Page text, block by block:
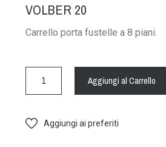
VOLBER 20
Carrello porta fustelle a 8 piani.
Aggiungi al Carrello
Aggiungi ai preferiti